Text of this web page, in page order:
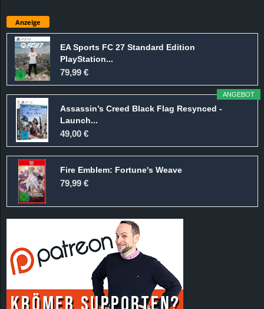
Anzeige
EA Sports FC 27 Standard Edition
PlayStation...
79,99 €
ANGEBOT
Assassin’s Creed Black Flag Resynced -
Launch...
49,00 €
Fire Emblem: Fortune's Weave
79,99 €